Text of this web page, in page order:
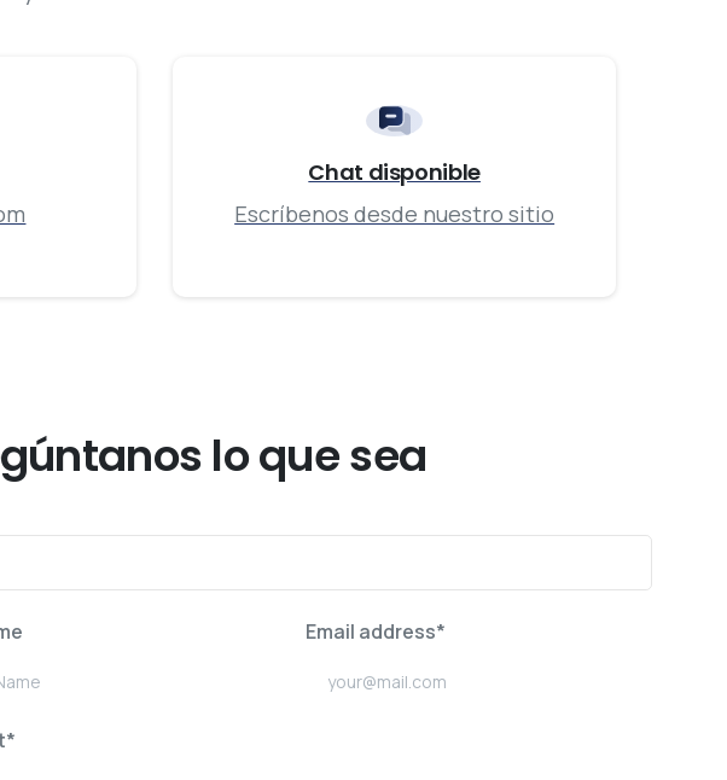
Chat disponible
Escríbenos desde nuestro sitio
lo que sea
Email address*